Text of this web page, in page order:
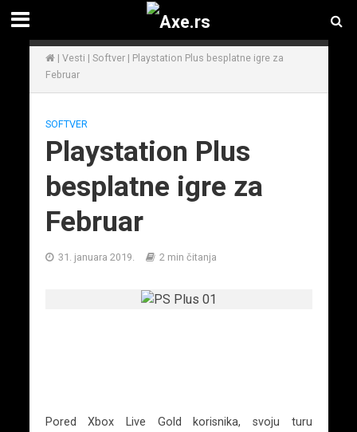
| Vesti | Softver| Playstation Plus besplatne igre za
Februar
SOFTVER
Playstation Plus
besplatne igre za
Februar
31. januara 2019. 2 min čitanja
Pored Xbox Live Gold korisnika, svoju turu